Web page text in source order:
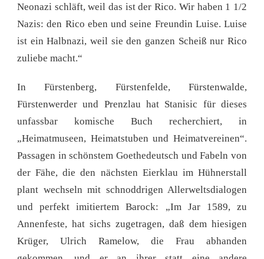
Neonazi schläft, weil das ist der Rico. Wir haben 1 1/2
Nazis: den Rico eben und seine Freundin Luise. Luise
ist ein Halbnazi, weil sie den ganzen Scheiß nur Rico
zuliebe macht.“
In Fürstenberg, Fürstenfelde, Fürstenwalde,
Fürstenwerder und Prenzlau hat Stanisic für dieses
unfassbar komische Buch recherchiert, in
„Heimatmuseen, Heimatstuben und Heimatvereinen“.
Passagen in schönstem Goethedeutsch und Fabeln von
der Fähe, die den nächsten Eierklau im Hühnerstall
plant wechseln mit schnoddrigen Allerweltsdialogen
und perfekt imitiertem Barock: „Im Jar 1589, zu
Annenfeste, hat sichs zugetragen, daß dem hiesigen
Krüger, Ulrich Ramelow, die Frau abhanden